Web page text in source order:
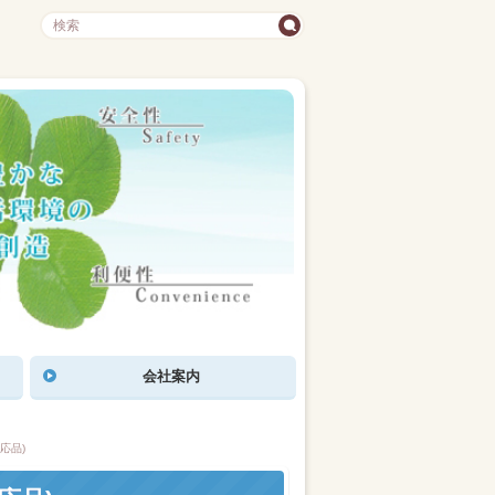
会社案内
品)